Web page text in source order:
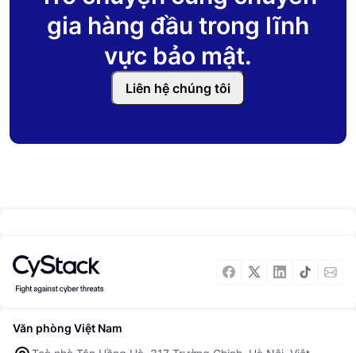
gia hàng đầu trong lĩnh
vực bảo mật.
Liên hệ chúng tôi
Văn phòng Việt Nam